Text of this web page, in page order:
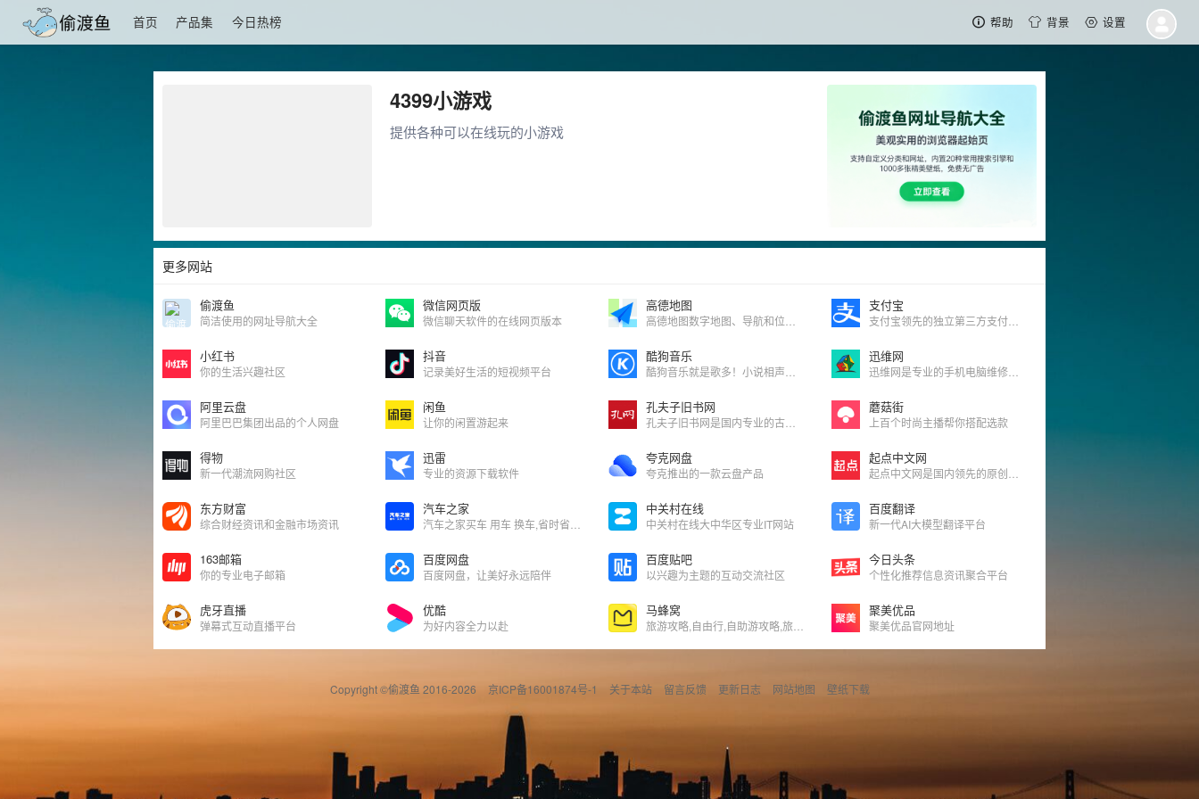
首页 产品集 今日热榜 帮助 背景 设置
4399小游戏
提供各种可以在线玩的小游戏
更多网站
偷渡鱼
简洁使用的网址导航大全
微信网页版
微信聊天软件的在线网页版本
高德地图 支付宝
小红书
你的生活兴趣社区
抖音
记录美好生活的短视频平台
酷狗音乐 迅维网
阿里云盘
阿里巴巴集团出品的个人网盘
闲鱼
让你的闲置游起来
孔夫子旧书网 蘑菇街
上百个时尚主播帮你搭配选款
得物
新一代潮流网购社区
迅雷
专业的资源下载软件
夸克网盘
夸克推出的一款云盘产品
起点中文网
东方财富
综合财经资讯和金融市场资讯
汽车之家 中关村在线
中关村在线大中华区专业IT网站
百度翻译
新一代AI大模型翻译平台
163邮箱
你的专业电子邮箱
百度网盘
百度网盘，让美好永远陪伴
百度贴吧
以兴趣为主题的互动交流社区
今日头条
个性化推荐信息资讯聚合平台
虎牙直播
弹幕式互动直播平台
优酷
为好内容全力以赴
马蜂窝 聚美优品
聚美优品官网地址
Copyright ©偷渡鱼 2016-2026 京ICP备16001874号-1 关于本站 留言反馈 更新日志 网站地图 壁纸下载